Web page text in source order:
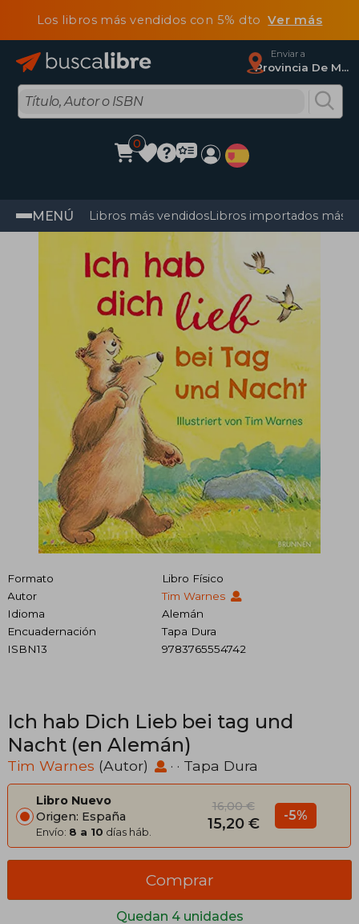
Los libros más vendidos con 5% dtoVer más
Enviar a
Provincia De Madrid
0
MENÚ Libros más vendidosLibros importados más
Formato
Libro Físico
Autor
Tim Warnes
Idioma
Alemán
Encuadernación
Tapa Dura
ISBN13
9783765554742
Ich hab Dich Lieb bei tag und
Nacht (en Alemán)
Tim Warnes (Autor) · · Tapa Dura
Libro Nuevo
Origen: España
Envío: 8 a 10 días háb.
16,00 €
15,20 € -5%
Quedan 4 unidades
Comprar